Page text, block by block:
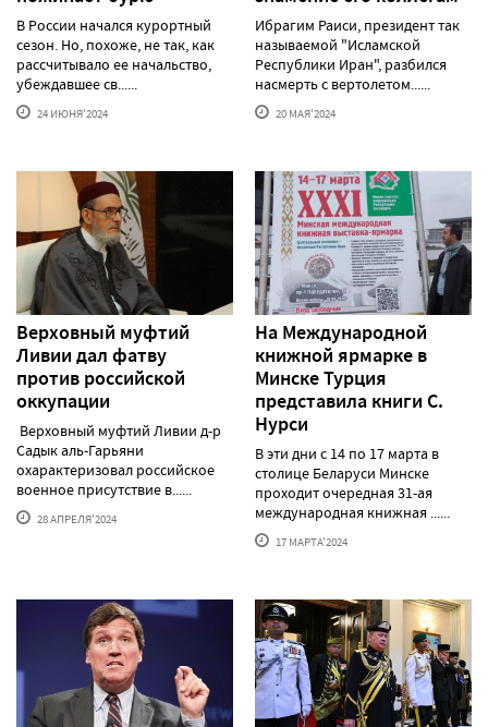
В России начался курортный
сезон. Но, похоже, не так, как
рассчитывало ее начальство,
убеждавшее св......
24 ИЮНЯ'2024
Ибрагим Раиси, президент так
называемой "Исламской
Республики Иран", разбился
насмерть с вертолетом......
20 МАЯ'2024
Верховный муфтий
Ливии дал фатву
против российской
оккупации
Верховный муфтий Ливии д-р
Садык аль-Гарьяни
охарактеризовал российское
военное присутствие в......
28 АПРЕЛЯ'2024
На Международной
книжной ярмарке в
Минске Турция
представила книги С.
Нурси
В эти дни с 14 по 17 марта в
столице Беларуси Минске
проходит очередная 31-ая
международная книжная ......
17 МАРТА'2024